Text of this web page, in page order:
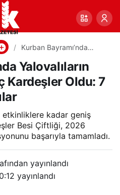
Kurban Bayramı’nda
Güleç Kardeşler Oldu: 7
Bin Kişiyi Ağırladılar
Yalovalıların
Kardeşler Oldu: 7
etkinliklere kadar geniş
Besi Çiftliği, 2026
başarıyla tamamladı.
yayınlandı
yayınlandı
0 Paylaş